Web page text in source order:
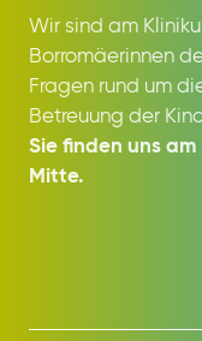
Wir sind am
Borromäerinnen
Fragen rund um
Betreuung der
Sie finden uns
Mitte.